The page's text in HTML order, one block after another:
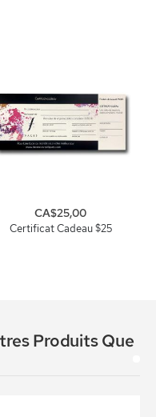
Certificat Cadeau $25
CA$25,00
Produits Que